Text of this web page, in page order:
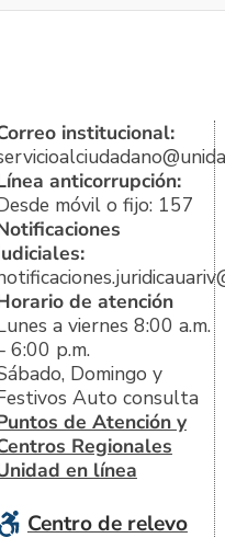
institucional:
anticorrupción:
móvil o fijo: 157
de atención
a viernes 8:00 a.m.
6:00 p.m.
Domingo y
Auto consulta
de Atención y
Regionales
en línea
Centro de relevo